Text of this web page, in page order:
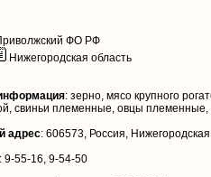
ФО РФ
Нижегородская область
: зерно, мясо крупного
свиньи племенные, овцы племенные,
адрес: 606573, Россия,
: 9-55-16, 9-54-50